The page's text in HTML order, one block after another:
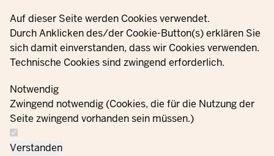
Privacy settings
Auf dieser Seite werden Cookies verwendet.
Durch Anklicken des/der Cookie-Button(s) erklären Sie
sich damit einverstanden, dass wir Cookies verwenden.
Technische Cookies sind zwingend erforderlich.
Notwendig
Zwingend notwendig (Cookies, die für die Nutzung der
Seite zwingend vorhanden sein müssen.)
Verstanden